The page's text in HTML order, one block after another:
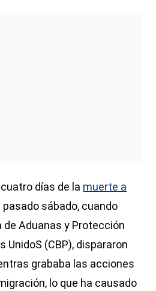
días de la muerte a
pasado sábado, cuando
de Aduanas y Protección
UnidoS (CBP), dispararon
grababa las acciones
lo que ha causado